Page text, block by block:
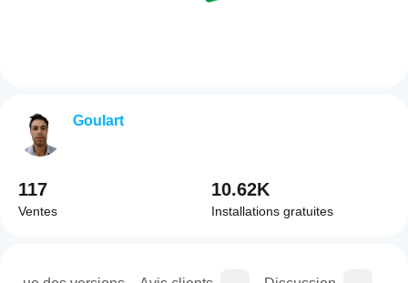
Goulart
117
Ventes
10.62K
Installations gratuites